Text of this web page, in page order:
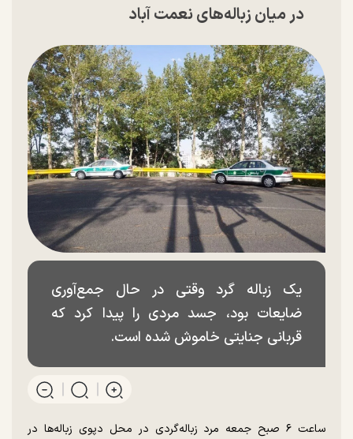
در میان زباله‌های نعمت آباد
یک زباله گرد وقتی در حال جمع‌آوری
ضایعات بود، جسد مردی را پیدا کرد که
قربانی جنایتی خاموش شده است.
ساعت ۶ صبح جمعه مرد زباله‌گردی در محل دپوی زباله‌ها در